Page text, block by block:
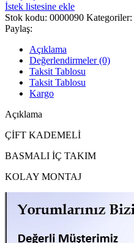
İstek listesine ekle
Stok kodu: 0000090 Kategoriler:
Paylaş:
Açıklama
Değerlendirmeler (0)
Taksit Tablosu
Taksit Tablosu
Kargo
Açıklama
ÇİFT KADEMELİ
BASMALI İÇ TAKIM
KOLAY MONTAJ